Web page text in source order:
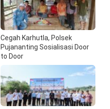
Cegah Karhutla, Polsek
Pujananting Sosialisasi Door
to Door